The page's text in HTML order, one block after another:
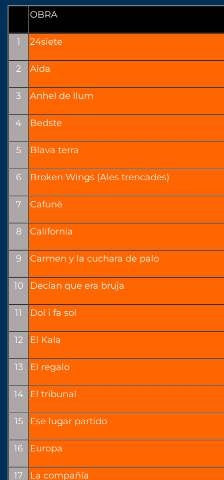
OBRA
1 24siete
2 Aida
3 Anhel de llum
4 Bedste
5 Blava terra
6 Broken Wings (Ales trencades)
7 Cafunè
8 California
9 Carmen y la cuchara de palo
10 Decían que era bruja
11 Dol i fa sol
12 El Kala
13 El regalo
14 El tribunal
15 Ese lugar partido
16 Europa
17 La compañía